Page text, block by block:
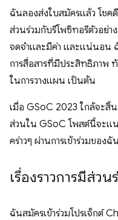
ฉันลองส่งใบสมัครแล้ว โช
ส่วนร่วมกับรีโพซิทอรีตัวอย่า
จดจําและมีค่า และแน่นอน
การสื่อสารที่มีประสิทธิภาพ
ในการวางแผน เป็นต้น
เมื่อ GSoC 2023 ใกล้จะสิ้
ส่วนใน GSoC โพสต์นี้จะแ
คร่าวๆ ผ่านการเข้าร่วมของ
เรื่องราวการมีส่ว
ฉันสมัครเข้าร่วมโปรเจ็กต์